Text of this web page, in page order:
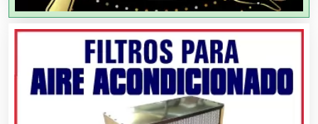
Artículos Importados
Artículos para el Hogar